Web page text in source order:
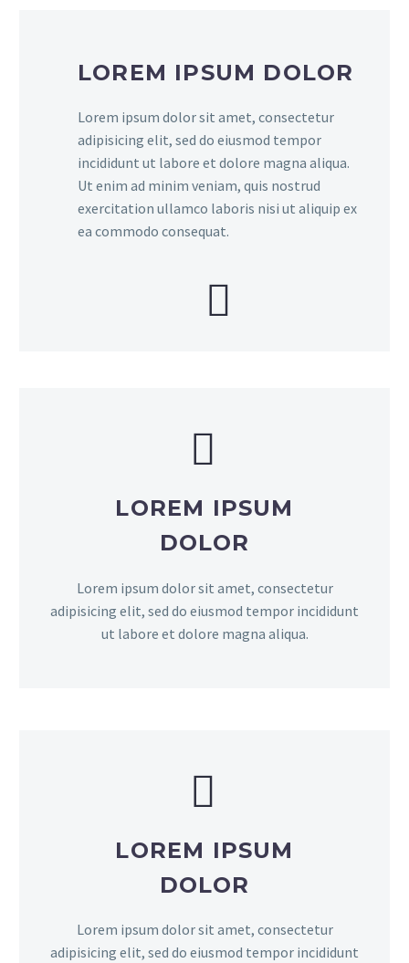
LOREM IPSUM DOLOR
Lorem ipsum dolor sit amet, consectetur
adipisicing elit, sed do eiusmod tempor
incididunt ut labore et dolore magna aliqua.
Ut enim ad minim veniam, quis nostrud
exercitation ullamco laboris nisi ut aliquip ex
ea commodo consequat.




LOREM IPSUM
DOLOR
Lorem ipsum dolor sit amet, consectetur
adipisicing elit, sed do eiusmod tempor incididunt
ut labore et dolore magna aliqua.


LOREM IPSUM
DOLOR
Lorem ipsum dolor sit amet, consectetur
adipisicing elit, sed do eiusmod tempor incididunt